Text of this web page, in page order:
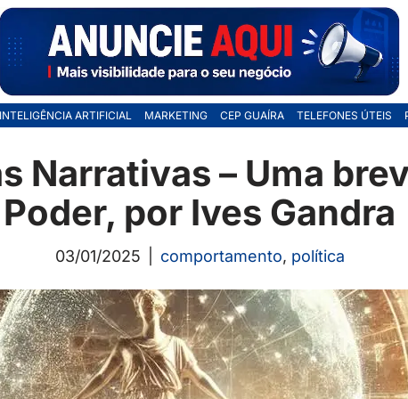
INTELIGÊNCIA ARTIFICIAL MARKETING CEP GUAÍRA TELEFONES ÚTEIS
Narrativas – Uma
Poder, por Ives Gandra
03/01/2025 comportamento, política